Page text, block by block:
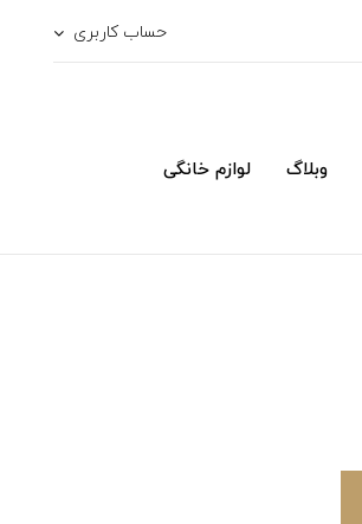
حساب کاربری
وبلاگ لوازم خانگی